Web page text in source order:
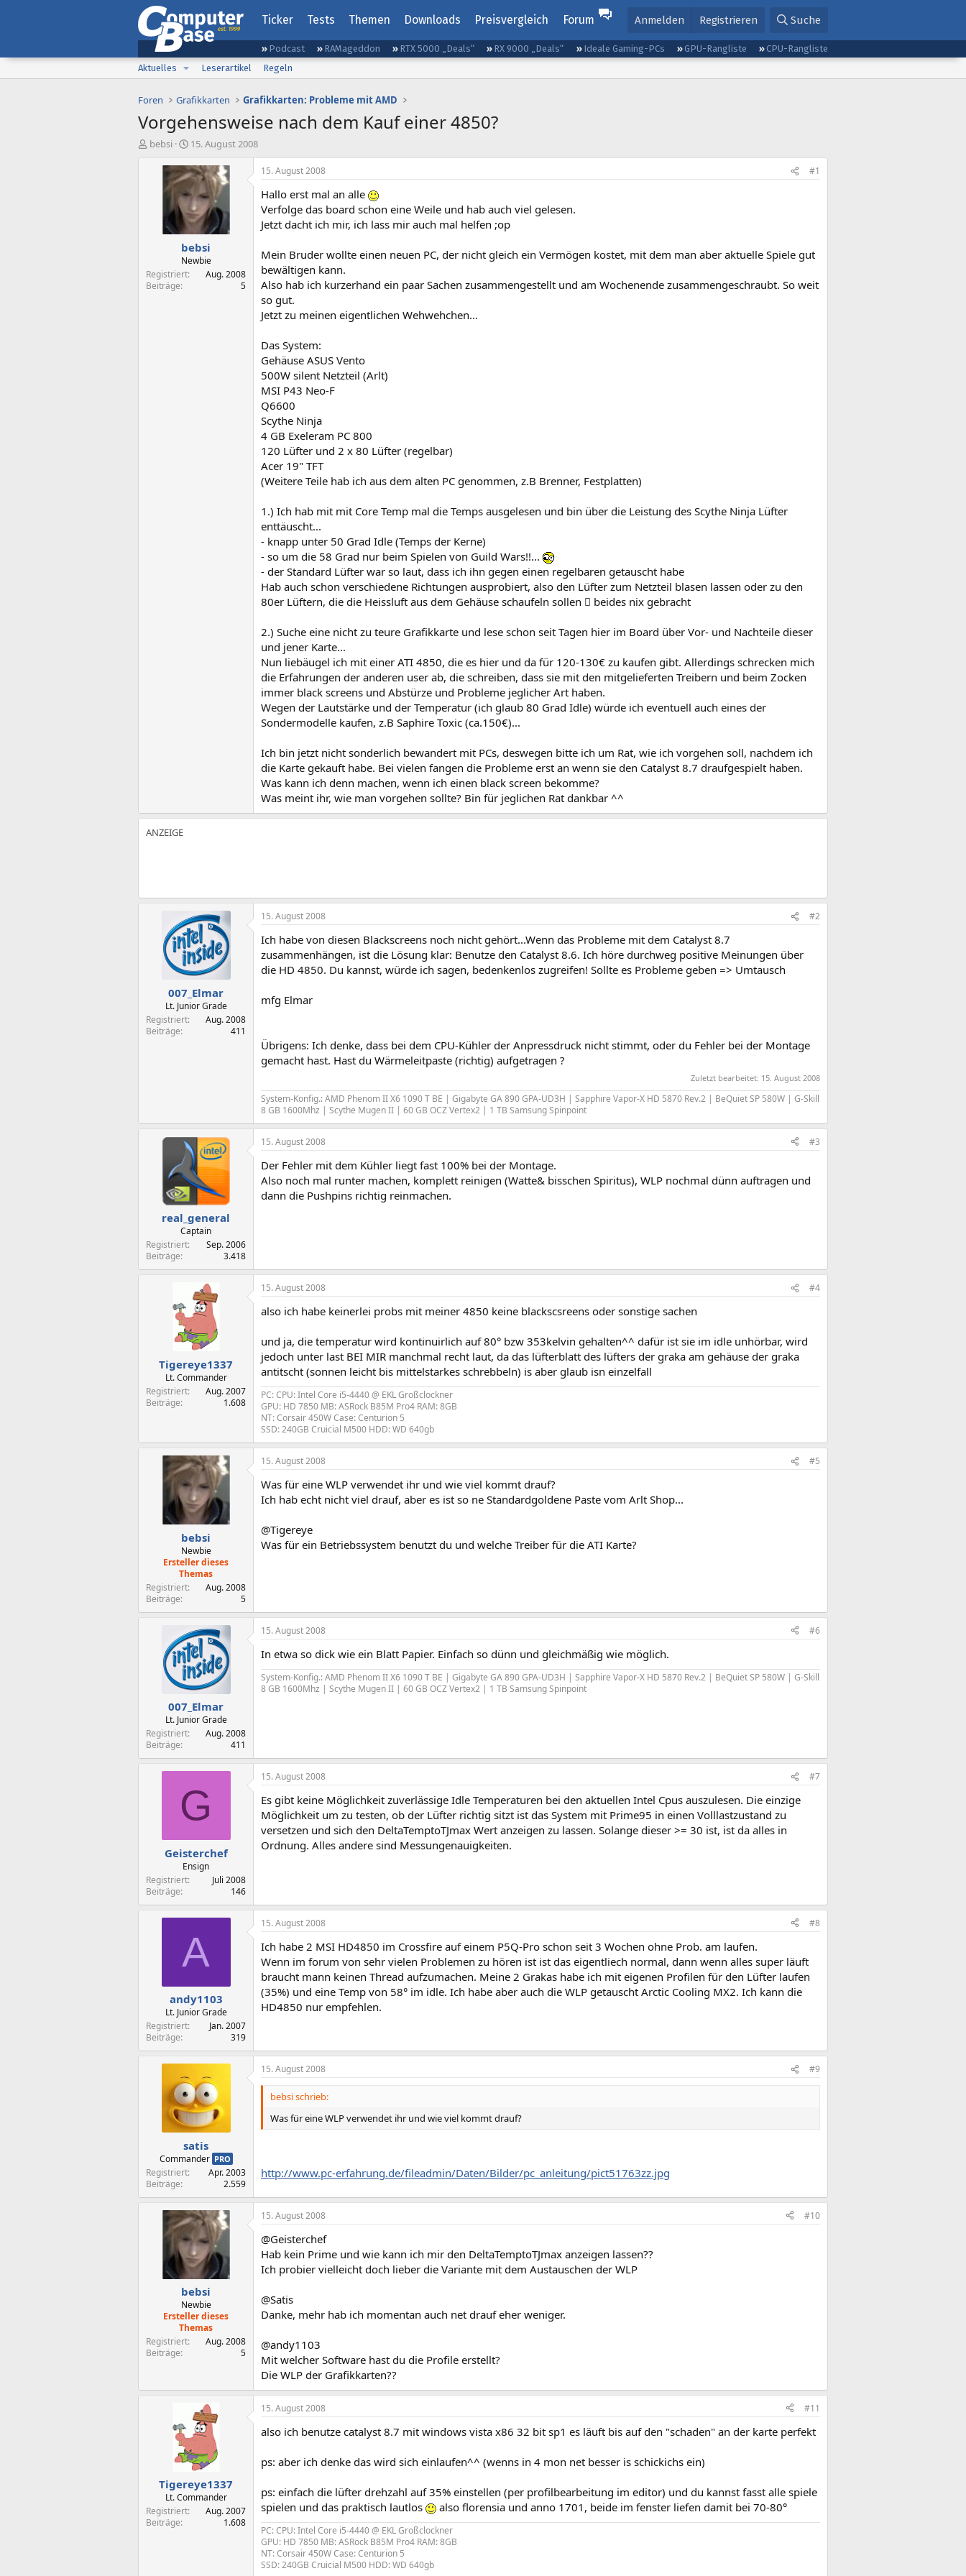
Ticker Tests Themen Downloads Preisvergleich Forum Anmelden Registrieren Suche
Podcast RAMageddon RTX 5000 „Deals“ RX 9000 „Deals“ Ideale Gaming-PCs GPU-Rangliste
CPU-Rangliste
Aktuelles
Leserartikel Regeln
Foren Grafikkarten Grafikkarten: Probleme mit AMD
Vorgehensweise nach dem Kauf einer 4850?
E
bebsi
E
s
t
e
l
l
t
a
m
15. August 2008
bebsi
Newbie
Registriert
Aug. 2008
Beiträge
5
15. August 2008 #1
Hallo erst mal an alle
Verfolge das board schon eine Weile und hab auch viel gelesen.
Jetzt dacht ich mir, ich lass mir auch mal helfen ;op
Mein Bruder wollte einen neuen PC, der nicht gleich ein Vermögen kostet, mit dem man aber aktuelle Spiele gut
bewältigen kann.
Also hab ich kurzerhand ein paar Sachen zusammengestellt und am Wochenende zusammengeschraubt. So weit
so gut.
Jetzt zu meinen eigentlichen Wehwehchen...
Das System:
Gehäuse ASUS Vento
500W silent Netzteil (Arlt)
MSI P43 Neo-F
Q6600
Scythe Ninja
4 GB Exeleram PC 800
120 Lüfter und 2 x 80 Lüfter (regelbar)
Acer 19" TFT
(Weitere Teile hab ich aus dem alten PC genommen, z.B Brenner, Festplatten)
1.) Ich hab mit mit Core Temp mal die Temps ausgelesen und bin über die Leistung des Scythe Ninja Lüfter
enttäuscht...
- knapp unter 50 Grad Idle (Temps der Kerne)
- so um die 58 Grad nur beim Spielen von Guild Wars!!...
- der Standard Lüfter war so laut, dass ich ihn gegen einen regelbaren getauscht habe
Hab auch schon verschiedene Richtungen ausprobiert, also den Lüfter zum Netzteil blasen lassen oder zu den
80er Lüftern, die die Heissluft aus dem Gehäuse schaufeln sollen  beides nix gebracht
2.) Suche eine nicht zu teure Grafikkarte und lese schon seit Tagen hier im Board über Vor- und Nachteile dieser
und jener Karte...
Nun liebäugel ich mit einer ATI 4850, die es hier und da für 120-130€ zu kaufen gibt. Allerdings schrecken mich
die Erfahrungen der anderen user ab, die schreiben, dass sie mit den mitgelieferten Treibern und beim Zocken
immer black screens und Abstürze und Probleme jeglicher Art haben.
Wegen der Lautstärke und der Temperatur (ich glaub 80 Grad Idle) würde ich eventuell auch eines der
Sondermodelle kaufen, z.B Saphire Toxic (ca.150€)...
Ich bin jetzt nicht sonderlich bewandert mit PCs, deswegen bitte ich um Rat, wie ich vorgehen soll, nachdem ich
die Karte gekauft habe. Bei vielen fangen die Probleme erst an wenn sie den Catalyst 8.7 draufgespielt haben.
Was kann ich denn machen, wenn ich einen black screen bekomme?
Was meint ihr, wie man vorgehen sollte? Bin für jeglichen Rat dankbar ^^
007_Elmar
Lt. Junior Grade
Registriert
Aug. 2008
Beiträge
411
15. August 2008 #2
Ich habe von diesen Blackscreens noch nicht gehört...Wenn das Probleme mit dem Catalyst 8.7
zusammenhängen, ist die Lösung klar: Benutze den Catalyst 8.6. Ich höre durchweg positive Meinungen über
die HD 4850. Du kannst, würde ich sagen, bedenkenlos zugreifen! Sollte es Probleme geben => Umtausch
mfg Elmar
Übrigens: Ich denke, dass bei dem CPU-Kühler der Anpressdruck nicht stimmt, oder du Fehler bei der Montage
gemacht hast. Hast du Wärmeleitpaste (richtig) aufgetragen ?
Zuletzt bearbeitet: 15. August 2008
System-Konfig.: AMD Phenom II X6 1090 T BE | Gigabyte GA 890 GPA-UD3H | Sapphire Vapor-X HD 5870 Rev.2 | BeQuiet SP 580W | G-Skill
8 GB 1600Mhz | Scythe Mugen II | 60 GB OCZ Vertex2 | 1 TB Samsung Spinpoint
real_general
Captain
Registriert
Sep. 2006
Beiträge
3.418
15. August 2008 #3
Der Fehler mit dem Kühler liegt fast 100% bei der Montage.
Also noch mal runter machen, komplett reinigen (Watte& bisschen Spiritus), WLP nochmal dünn auftragen und
dann die Pushpins richtig reinmachen.
Tigereye1337
Lt. Commander
Registriert
Aug. 2007
Beiträge
1.608
15. August 2008 #4
also ich habe keinerlei probs mit meiner 4850 keine blackscsreens oder sonstige sachen
und ja, die temperatur wird kontinuirlich auf 80° bzw 353kelvin gehalten^^ dafür ist sie im idle unhörbar, wird
jedoch unter last BEI MIR manchmal recht laut, da das lüfterblatt des lüfters der graka am gehäuse der graka
antitscht (sonnen leicht bis mittelstarkes schrebbeln) is aber glaub isn einzelfall
PC: CPU: Intel Core i5-4440 @ EKL Großclockner
GPU: HD 7850 MB: ASRock B85M Pro4 RAM: 8GB
NT: Corsair 450W Case: Centurion 5
SSD: 240GB Cruicial M500 HDD: WD 640gb
bebsi
Newbie
Ersteller dieses
Themas
Registriert
Aug. 2008
Beiträge
5
15. August 2008 #5
Was für eine WLP verwendet ihr und wie viel kommt drauf?
Ich hab echt nicht viel drauf, aber es ist so ne Standardgoldene Paste vom Arlt Shop...
@Tigereye
Was für ein Betriebssystem benutzt du und welche Treiber für die ATI Karte?
007_Elmar
Lt. Junior Grade
Registriert
Aug. 2008
Beiträge
411
15. August 2008 #6
In etwa so dick wie ein Blatt Papier. Einfach so dünn und gleichmäßig wie möglich.
System-Konfig.: AMD Phenom II X6 1090 T BE | Gigabyte GA 890 GPA-UD3H | Sapphire Vapor-X HD 5870 Rev.2 | BeQuiet SP 580W | G-Skill
8 GB 1600Mhz | Scythe Mugen II | 60 GB OCZ Vertex2 | 1 TB Samsung Spinpoint
G
Geisterchef
Ensign
Registriert
Juli 2008
Beiträge
146
15. August 2008 #7
Es gibt keine Möglichkeit zuverlässige Idle Temperaturen bei den aktuellen Intel Cpus auszulesen. Die einzige
Möglichkeit um zu testen, ob der Lüfter richtig sitzt ist das System mit Prime95 in einen Volllastzustand zu
versetzen und sich den DeltaTemptoTJmax Wert anzeigen zu lassen. Solange dieser >= 30 ist, ist da alles in
Ordnung. Alles andere sind Messungenauigkeiten.
A
andy1103
Lt. Junior Grade
Registriert
Jan. 2007
Beiträge
319
15. August 2008 #8
Ich habe 2 MSI HD4850 im Crossfire auf einem P5Q-Pro schon seit 3 Wochen ohne Prob. am laufen.
Wenn im forum von sehr vielen Problemen zu hören ist ist das eigentliech normal, dann wenn alles super läuft
braucht mann keinen Thread aufzumachen. Meine 2 Grakas habe ich mit eigenen Profilen für den Lüfter laufen
(35%) und eine Temp von 58° im idle. Ich habe aber auch die WLP getauscht Arctic Cooling MX2. Ich kann die
HD4850 nur empfehlen.
satis
Commander PRO
Registriert
Apr. 2003
Beiträge
2.559
15. August 2008 #9
bebsi schrieb:
Was für eine WLP verwendet ihr und wie viel kommt drauf?
http://www.pc-erfahrung.de/fileadmin/Daten/Bilder/pc_anleitung/pict51763zz.jpg
bebsi
Newbie
Ersteller dieses
Themas
Registriert
Aug. 2008
Beiträge
5
15. August 2008 #10
@Geisterchef
Hab kein Prime und wie kann ich mir den DeltaTemptoTJmax anzeigen lassen??
Ich probier vielleicht doch lieber die Variante mit dem Austauschen der WLP
@Satis
Danke, mehr hab ich momentan auch net drauf eher weniger.
@andy1103
Mit welcher Software hast du die Profile erstellt?
Die WLP der Grafikkarten??
Tigereye1337
Lt. Commander
Registriert
Aug. 2007
Beiträge
1.608
15. August 2008 #11
also ich benutze catalyst 8.7 mit windows vista x86 32 bit sp1 es läuft bis auf den "schaden" an der karte perfekt
ps: aber ich denke das wird sich einlaufen^^ (wenns in 4 mon net besser is schickichs ein)
ps: einfach die lüfter drehzahl auf 35% einstellen (per profilbearbeitung im editor) und du kannst fasst alle spiele
spielen und das praktisch lautlos
also florensia und anno 1701, beide im fenster liefen damit bei 70-80°
PC: CPU: Intel Core i5-4440 @ EKL Großclockner
GPU: HD 7850 MB: ASRock B85M Pro4 RAM: 8GB
NT: Corsair 450W Case: Centurion 5
SSD: 240GB Cruicial M500 HDD: WD 640gb